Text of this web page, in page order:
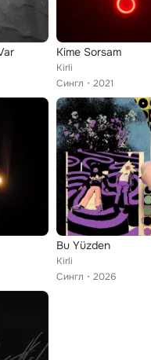
Kime Sorsam
Kirli
Сингл
2021
Bu Yüzden
Kirli
Сингл
2026